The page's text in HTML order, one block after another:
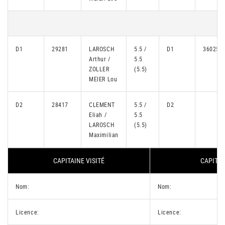
D1 29281
LAROSCH
Arthur /
ZOLLER
MEIER Lou
5.5 /
5.5
(5.5)
D1 36025
D2 28417
CLEMENT
Eliah /
LAROSCH
Maximilian
5.5 /
5.5
(5.5)
D2
CAPITAINE VISITÉ
Nom: Nom:
Licence: Licence: